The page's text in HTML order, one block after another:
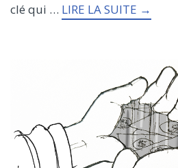
clé qui … LIRE LA SUITE →